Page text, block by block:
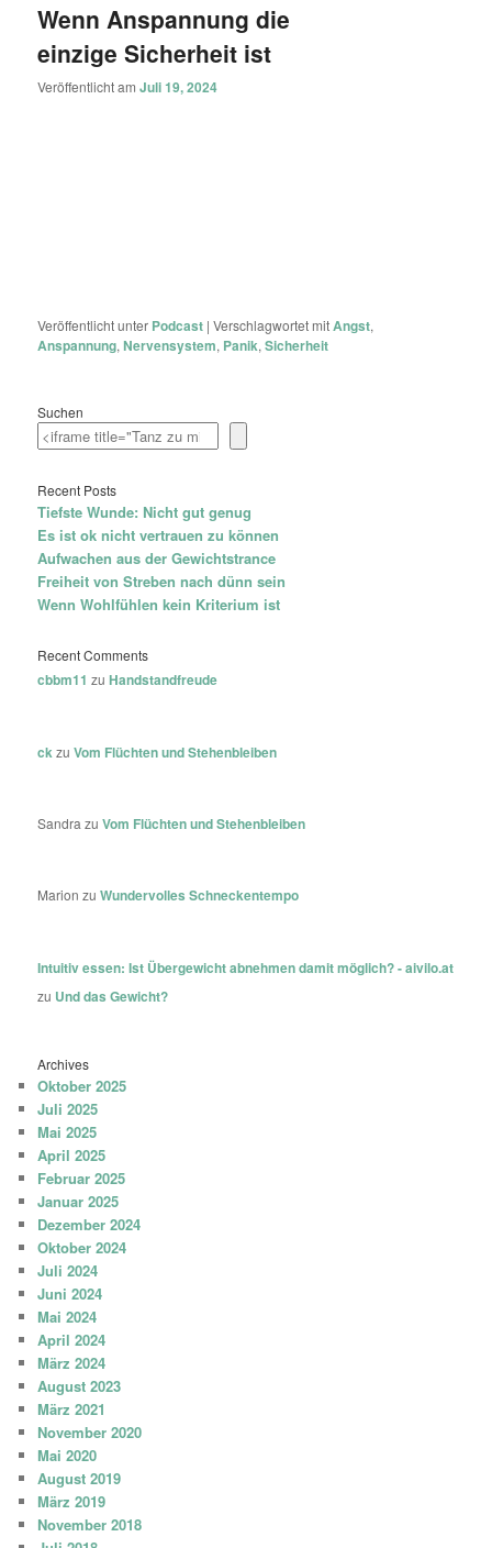
Wenn Anspannung die
einzige Sicherheit ist
Veröffentlicht amJuli 19, 2024
Veröffentlicht unter Podcast |Verschlagwortet mitAngst,
Anspannung,Nervensystem, Panik,Sicherheit
Suchen
Recent Posts
Tiefste Wunde: Nicht gut genug
Es ist ok nicht vertrauen zu können
Aufwachen aus der Gewichtstrance
Freiheit von Streben nach dünn sein
Wenn Wohlfühlen kein Kriterium ist
Recent Comments
cbbm11 zuHandstandfreude
ck zuVom Flüchten und Stehenbleiben
Sandra zuVom Flüchten und Stehenbleiben
Marion zuWundervolles Schneckentempo
Intuitiv essen: Ist Übergewicht abnehmen damit möglich? - aivilo.at
zu Und das Gewicht?
Archives
Oktober 2025
Juli 2025
Mai 2025
April 2025
Februar 2025
Januar 2025
Dezember 2024
Oktober 2024
Juli 2024
Juni 2024
Mai 2024
April 2024
März 2024
August 2023
März 2021
November 2020
Mai 2020
August 2019
März 2019
November 2018